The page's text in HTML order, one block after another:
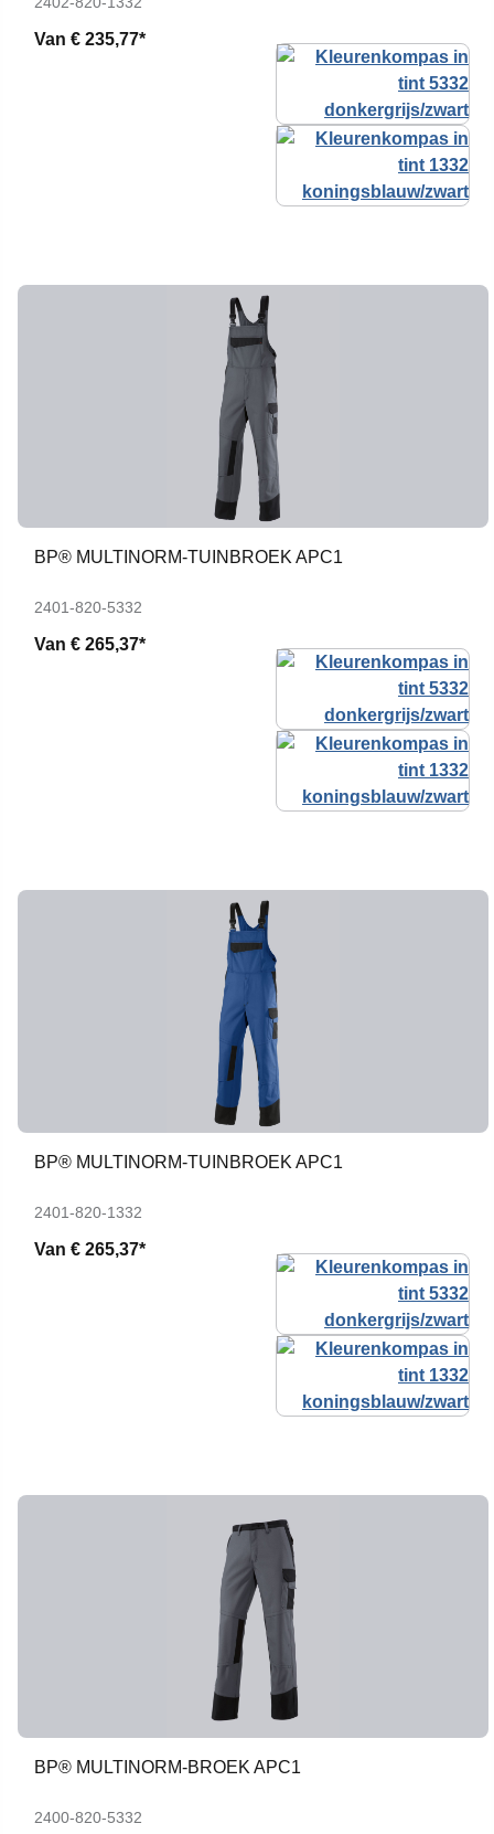
Van € 235,77*
BP® MULTINORM-TUINBROEK APC1
2401-820-5332
Van € 265,37*
BP® MULTINORM-TUINBROEK APC1
2401-820-1332
Van € 265,37*
BP® MULTINORM-BROEK APC1
2400-820-5332